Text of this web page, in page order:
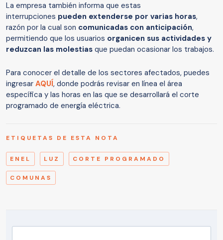
La empresa también informa que estas
interrupciones pueden extenderse por varias horas,
razón por la cual son comunicadas con anticipación,
permitiendo que los usuarios organicen sus actividades y
reduzcan las molestias que puedan ocasionar los trabajos.
Para conocer el detalle de los sectores afectados, puedes
ingresar AQUÍ, donde podrás revisar en línea el área
específica y las horas en las que se desarrollará el corte
programado de energía eléctrica.
ETIQUETAS DE ESTA NOTA
ENEL LUZ CORTE PROGRAMADO
COMUNAS